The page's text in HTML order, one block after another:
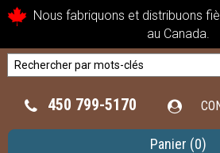
Nous fabriquons et distribuons
au Canada.
450 799-5170
Panier (0)